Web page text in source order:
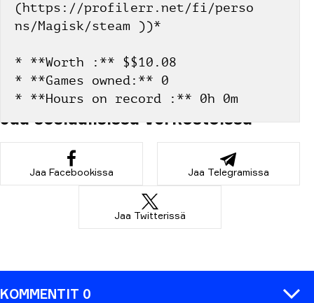
(https://profilerr.net/fi/perso
ns/Magisk/steam ))*
* **Worth :** $$10.08
* **Games owned:** 0
* **Hours on record :** 0h 0m
Jaa sosiaalisissa verkostoissa
Jaa Facebookissa Jaa Telegramissa
Jaa Twitterissä
KOMMENTIT 0